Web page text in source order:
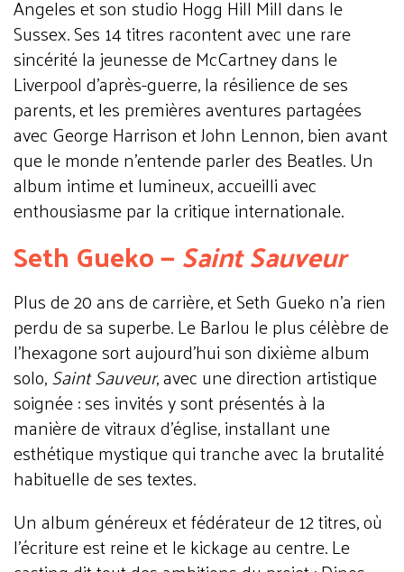
Angeles et son studio Hogg Hill Mill dans le
Sussex. Ses 14 titres racontent avec une rare
sincérité la jeunesse de McCartney dans le
Liverpool d'après-guerre, la résilience de ses
parents, et les premières aventures partagées
avec George Harrison et John Lennon, bien avant
que le monde n'entende parler des Beatles. Un
album intime et lumineux, accueilli avec
enthousiasme par la critique internationale.
Seth Gueko —Saint Sauveur
Plus de 20 ans de carrière, et Seth Gueko n'a rien
perdu de sa superbe. Le Barlou le plus célèbre de
l'hexagone sort aujourd'hui son dixième album
solo,Saint Sauveur, avec une direction artistique
soignée : ses invités y sont présentés à la
manière de vitraux d'église, installant une
esthétique mystique qui tranche avec la brutalité
habituelle de ses textes.
Un album généreux et fédérateur de 12 titres, où
l'écriture est reine et le kickage au centre. Le